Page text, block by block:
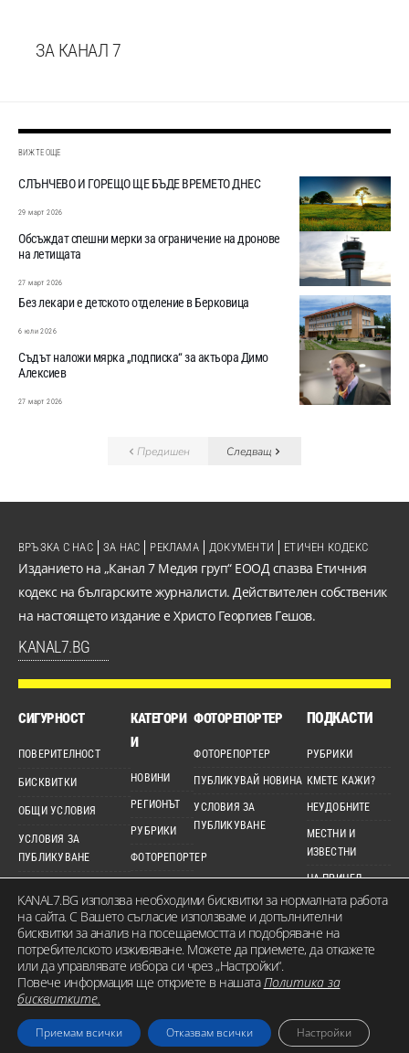
ЗА КАНАЛ 7
ВИЖТЕ ОЩЕ
СЛЪНЧЕВО И ГОРЕЩО ЩЕ БЪДЕ ВРЕМЕТО ДНЕС
29 март 2026
Обсъждат спешни мерки за ограничение на дронове
на летищата
27 март 2026
Без лекари е детското отделение в Берковица
6 юли 2026
Съдът наложи мярка „подписка“ за актьора Димо
Алексиев
27 март 2026
Предишен Следващ
Изданието на „Канал 7 Медия груп“ ЕООД спазва Етичния
кодекс на българските журналисти. Действителен собственик
на настоящето издание е Христо Георгиев Гешов.
KANAL7.BG
ВРЪЗКА С НАС ЗА НАС РЕКЛАМА ДОКУМЕНТИ ЕТИЧЕН КОДЕКС
СИГУРНОСТ
ПОВЕРИТЕЛНОСТ
БИСКВИТКИ
ОБЩИ УСЛОВИЯ
УСЛОВИЯ ЗА
ПУБЛИКУВАНЕ
КАРТА НА САЙТА
КАТЕГОРИ
И
НОВИНИ
РЕГИОНЪТ
РУБРИКИ
ФОТОРЕПОРТЕР
ФОТОРЕПОРТЕР
ФОТОРЕПОРТЕР
ПУБЛИКУВАЙ НОВИНА
УСЛОВИЯ ЗА
ПУБЛИКУВАНЕ
ПОДКАСТИ
РУБРИКИ
КМЕТЕ КАЖИ?
НЕУДОБНИТЕ
МЕСТНИ И
ИЗВЕСТНИ
НА ПРИЦЕЛ
© 2026 KANAL7.BG – МЕСТЕН ГЛАС. Всички права запазени. Съдържанието на
използвано без изрично разрешение.
KANAL7.BG използва необходими бисквитки за нормалната работа
на сайта. С Вашето съгласие използваме и допълнителни
бисквитки за анализ на посещаемостта и подобряване на
потребителското изживяване. Можете да приемете, да откажете
или да управлявате избора си чрез „Настройки“.
Повече информация ще откриете в нашатаПолитика за
бисквитките.
Приемам всички Отказвам всички Настройки